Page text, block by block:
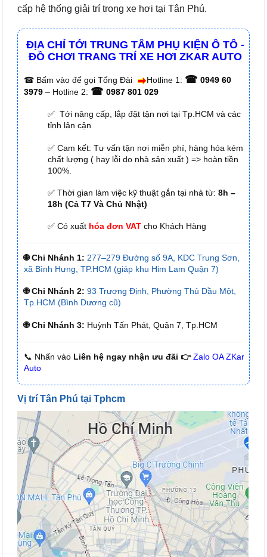
cấp hệ thống giải trí trong xe hơi tại Tân Phú.
ĐỊA CHỈ TỚI TRUNG TÂM PHỤ KIỆN Ô TÔ -
ĐỒ CHƠI TRANG TRÍ XE HƠI ZKAR AUTO
☎ Bấm vào để gọi Tổng Đài Hotline 1: ☎ 0949 60
3979 – Hotline 2: ☎ 0987 801 029
✅ Tới nâng cấp, lắp đặt tận nơi tại Tp.HCM và các
tỉnh lân cận
✅ Cam kết: Tư vấn tận nơi miễn phí, hàng hóa kém
chất lượng ( hay lỗi do nhà sản xuất ) => hoàn tiền
100%.
✅ Thời gian làm việc kỹ thuật gắn tại nhà từ: 8h –
18h (Cả T7 Và Chủ Nhật)
✅ Có xuất hóa đơn VAT cho Khách Hàng
🌐 Chi Nhánh 1: 277–279 Đường số 9A, KDC Trung Sơn,
xã Bình Hưng, TP.HCM (giáp khu Him Lam Quận 7)
🌐 Chi Nhánh 2: 93 Trương Định, Phường Thủ Dầu Một,
Tp.HCM (Bình Dương cũ)
🌐 Chi Nhánh 3: Huỳnh Tấn Phát, Quận 7, Tp.HCM
📞 Nhấn vào Liên hệ ngay nhận ưu đãi 👉 Zalo OA ZKar
Auto
Vị trí Tân Phú tại Tphcm